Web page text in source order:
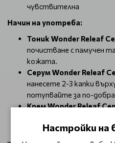
чувствителна
Начин на употреба:
Тоник Wonder Releaf
почистване с памучен
кожата.
СерумWonder Releaf
нанесете 2-3 капки
потупвайте за по-
КремWonder Releaf
движения.
Настройки на